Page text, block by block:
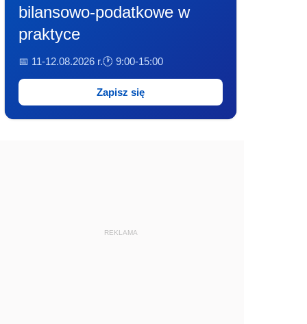
bilansowo-podatkowe w
praktyce
📅 11-12.08.2026 r.🕐 9:00-15:00
Zapisz się
REKLAMA